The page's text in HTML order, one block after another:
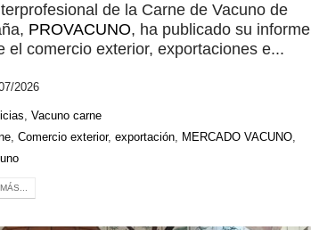
de la Carne de Vacuno de
PROVACUNO, ha publicado su informe
el comercio exterior, exportaciones e...
2026
, Vacuno carne
, Comercio exterior, exportación, MERCADO VACUNO,